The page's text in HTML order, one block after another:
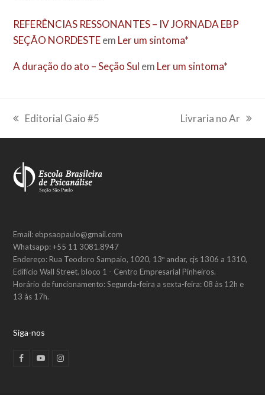
REFERÊNCIAS RESSONANTES – IV JORNADA EBP
SEÇÃO NORDESTEem Ler um sintoma*
A duração do ato – Seção Sul em Ler um sintoma*
previous
post:
Editorial Gaio #5
next
post:
Livraria no Ar
Email: ebpsaopaulo@gmail.com
Whatsapp: +55 11 3081.8947
Endereço: Rua Teodoro Sampaio, 1020, 13º andar, cjs 1306 a 1310,
Edifício Wall Street. bloco 1 - Centro Empresarial Pinheiros.
Horário de funcionamento: Segunda-feira a sexta-feira: 08 às 12h e
13 às 17h.
Siga-nos
F
Y
I